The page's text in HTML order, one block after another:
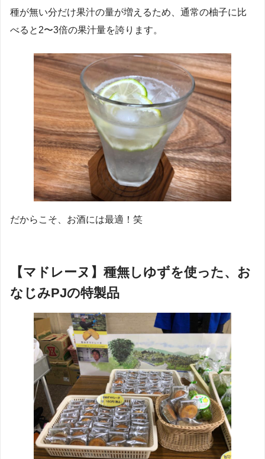
種が無い分だけ果汁の量が増えるため、通常の柚子に比
べると2〜3倍の果汁量を誇ります。
だからこそ、お酒には最適！笑
【マドレーヌ】種無しゆずを使った、お
なじみPJの特製品